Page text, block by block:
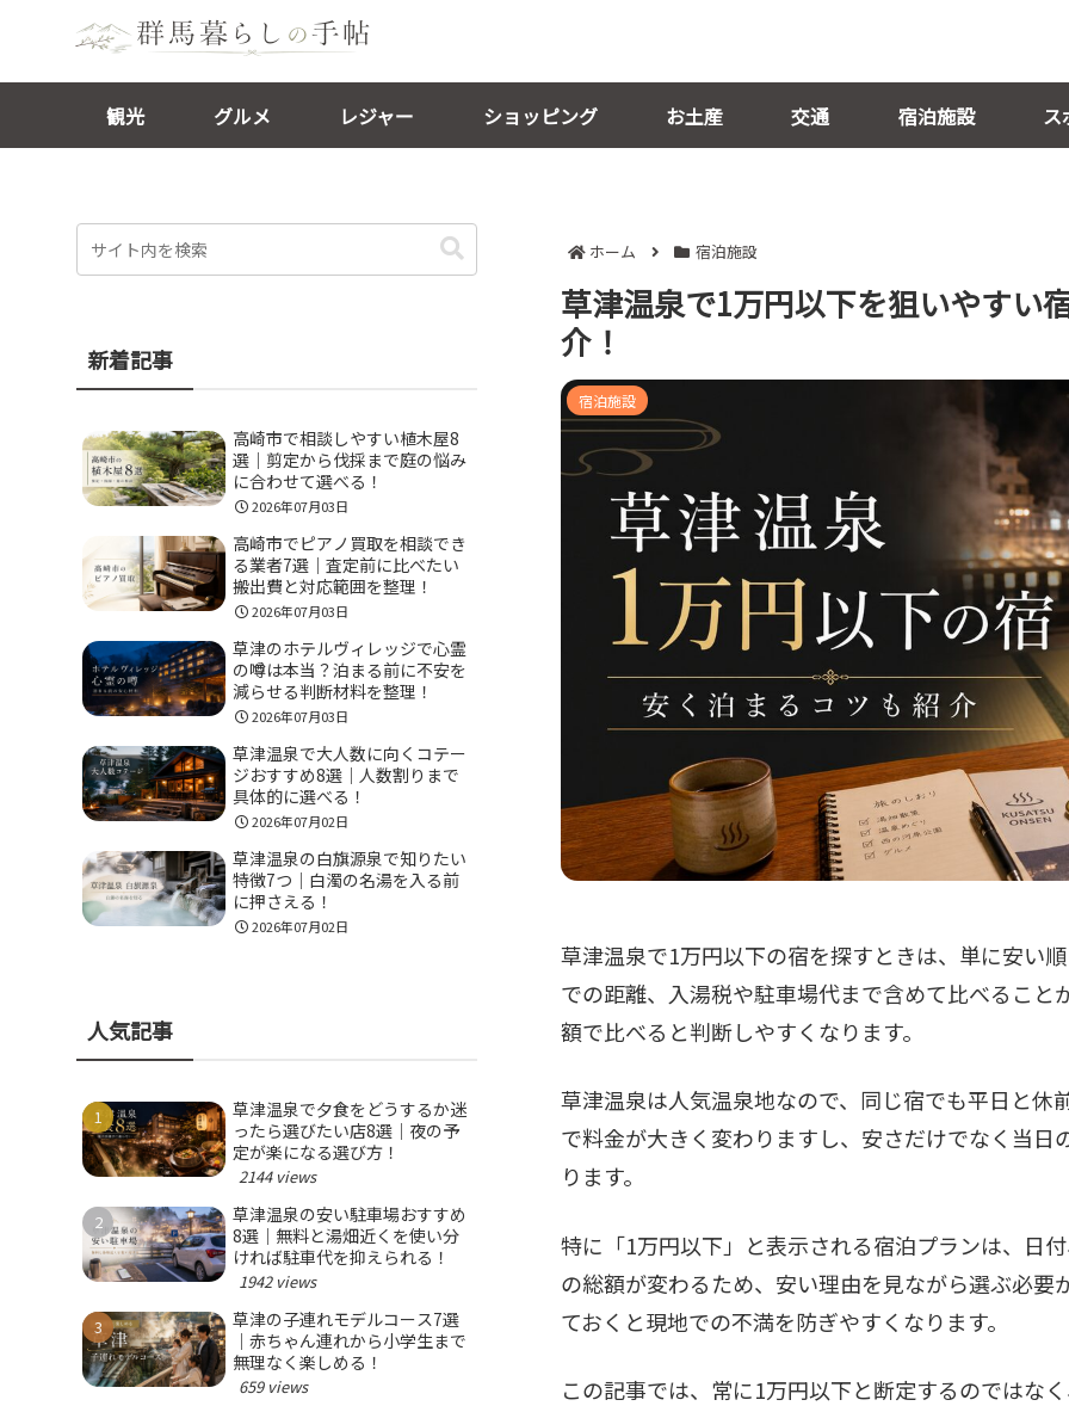
観光 グルメ レジャー ショッピング お土産 交通 宿泊施設 ス
ホーム 宿泊施設
草津温泉で1万円以下を狙いやすい
介！
宿泊施設
草津温泉で1万円以下の宿を探すときは、単に安い
での距離、入湯税や駐車場代まで含めて比べるこ
額で比べると判断しやすくなります。
草津温泉は人気温泉地なので、同じ宿でも平日と
で料金が大きく変わりますし、安さだけでなく当
ります。
特に「1万円以下」と表示される宿泊プランは、日
の総額が変わるため、安い理由を見ながら選ぶ必
ておくと現地での不満を防ぎやすくなります。
この記事では、常に1万円以下と断定するのではな
新着記事
高崎市で相談しやすい植木屋8
選｜剪定から伐採まで庭の悩み
に合わせて選べる！
2026年07月03日
高崎市でピアノ買取を相談でき
る業者7選｜査定前に比べたい
搬出費と対応範囲を整理！
2026年07月03日
草津のホテルヴィレッジで心霊
の噂は本当？泊まる前に不安を
減らせる判断材料を整理！
2026年07月03日
草津温泉で大人数に向くコテー
ジおすすめ8選｜人数割りまで
具体的に選べる！
2026年07月02日
草津温泉の白旗源泉で知りたい
特徴7つ｜白濁の名湯を入る前
に押さえる！
2026年07月02日
人気記事
草津温泉で夕食をどうするか迷
ったら選びたい店8選｜夜の予
定が楽になる選び方！
2144 views
草津温泉の安い駐車場おすすめ
8選｜無料と湯畑近くを使い分
ければ駐車代を抑えられる！
1942 views
草津の子連れモデルコース7選
｜赤ちゃん連れから小学生まで
無理なく楽しめる！
659 views